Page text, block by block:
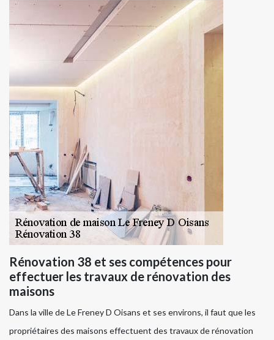
Rénovation 38 et ses compétences pour
effectuer les travaux de rénovation des
maisons
Dans la ville de Le Freney D Oisans et ses environs, il faut que les
propriétaires des maisons effectuent des travaux de rénovation